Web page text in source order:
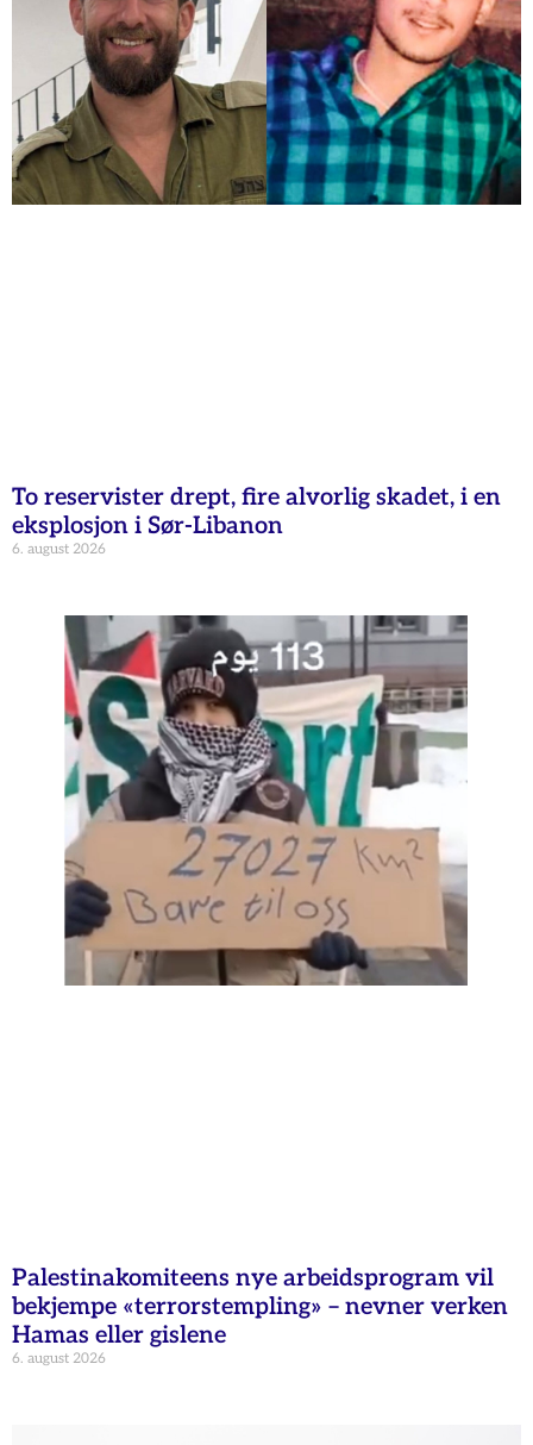
To reservister drept, fire alvorlig skadet, i en
eksplosjon i Sør-Libanon
6. august 2026
Palestinakomiteens nye arbeidsprogram vil
bekjempe «terrorstempling» – nevner verken
Hamas eller gislene
6. august 2026